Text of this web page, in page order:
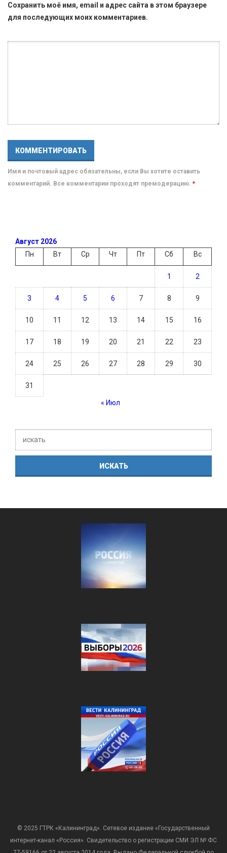
Сохранить моё имя, email и адрес сайта в этом браузере
для последующих моих комментариев.
Имя и почтовый адрес обязательны, если Вы хотите оставить
комментарий. Все комментарии проходят премодерацию. *
Август 2026
Пн
Вт Ср Чт Пт Сб Вс
1 2
3 4 5 6 7 8 9
10 11 12 13 14 15 16
17 18 19 20 21 22 23
24 25 26 27 28 29 30
31
« Июл
© 2025 ГТРК «Калининград». Сетевое издание «Государственный
интернет-канал «Россия». Свидетельство о регистрации СМИ ЭЛ № ФС